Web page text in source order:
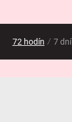
72 hodín / 7 dní